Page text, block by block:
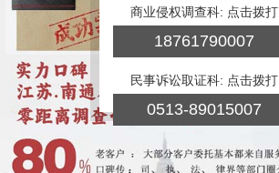
商业侵权调查科: 点击拨打
18761790007
民事诉讼取证科: 点击拨打
0513-89015007